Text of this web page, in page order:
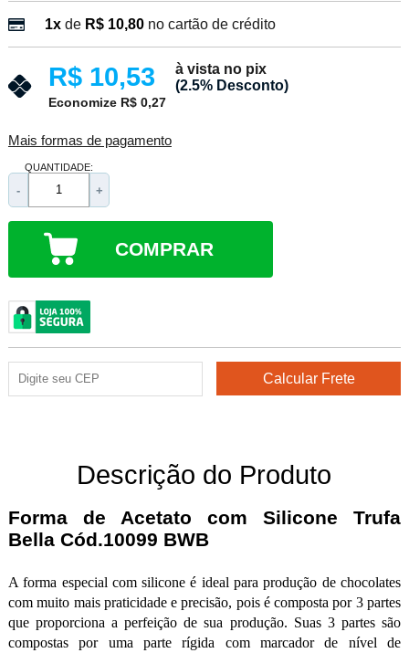
1xde R$ 10,80 no cartão de crédito
R$ 10,53
à vista no pix
(2.5% Desconto)
Economize R$ 0,27
Mais formas de pagamento
QUANTIDADE:
- +
COMPRAR
Descrição do Produto
Forma de Acetato com Silicone Trufa
Bella Cód.10099 BWB
A forma especial com silicone é ideal para produção de chocolates
com muito mais praticidade e precisão, pois é composta por 3 partes
que proporciona a perfeição de sua produção. Suas 3 partes são
compostas por uma parte rígida com marcador de nível de